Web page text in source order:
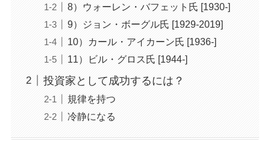
8）ウォーレン・バフェット氏 [1930-]
9）ジョン・ボーグル氏 [1929-2019]
10）カール・アイカーン氏 [1936-]
11）ビル・グロス氏 [1944-]
投資家として成功するには？
規律を持つ
冷静になる